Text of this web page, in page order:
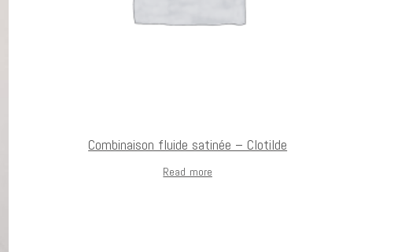
Combinaison fluide satinée – Clotilde
Read more